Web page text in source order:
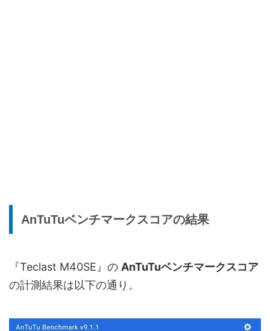
AnTuTuベンチマークスコアの結果
『Teclast M40SE』の AnTuTuベンチマークスコア
の計測結果は以下の通り。